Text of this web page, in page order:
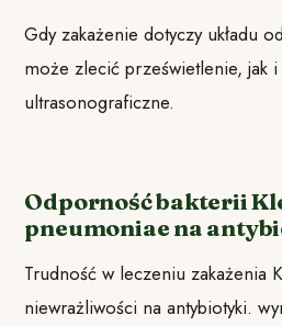
Gdy zakażenie dotyczy układu
może zlecić prześwietlenie, jak i
ultrasonograficzne.
Odporność bakterii
pneumoniae na
Trudność w leczeniu zakażenia
niewrażliwości na antybiotyki.